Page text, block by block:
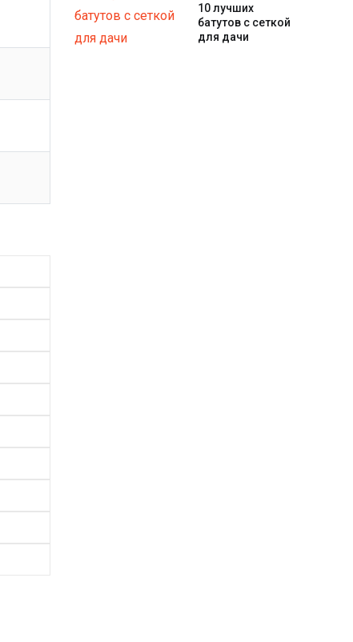
10 лучших
батутов с сеткой
для дачи